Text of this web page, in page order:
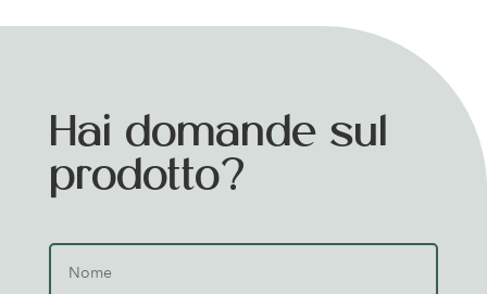
Hai domande sul
prodotto?